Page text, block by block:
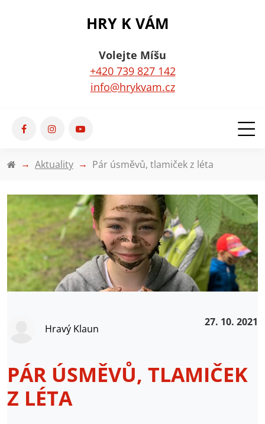
HRY K VÁM
Volejte Míšu
+420 739 827 142
info@hrykvam.cz
Aktuality Pár úsměvů, tlamiček z léta
Hravý Klaun
27. 10. 2021
PÁR ÚSMĚVŮ, TLAMIČEK
Z LÉTA